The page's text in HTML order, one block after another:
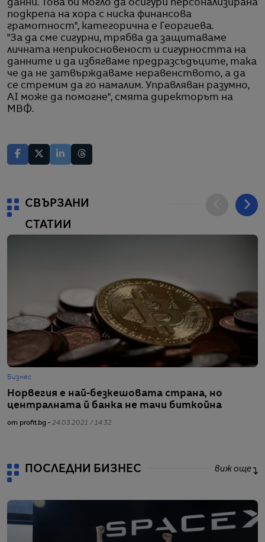
данни. Това би могло да осигури персонализирана
подкрепа на хора с ниска финансова
грамотност", категорична е Георгиева.
"За да сме сигурни, трябва да защитаваме
личната неприкосновеност и сигурността на
данните и да избягваме предразсъдъците, така
че да не затвърждаваме неравенството, а да
се стремим да го намалим. Управляван разумно,
AI може да помогне", смята директорът на
МВФ.
СВЪРЗАНИ
СТАТИИ
Бизнес
Норвегия е най-безкешовата страна, но
централната й банка не тачи биткойна
от profit.bg - 24.03.2021 / 14:32
ПОСЛЕДНИ БИЗНЕС виж още